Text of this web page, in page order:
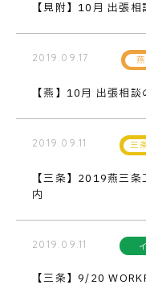
【見附】10月 出張相
2019.09.17
【燕】10月 出張相談
2019.09.11
【三条】2019燕三
内
2019.09.11
【三条】9/20